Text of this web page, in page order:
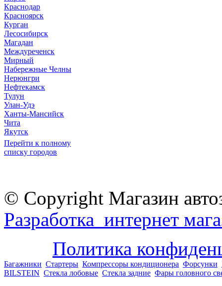
Краснодар
Красноярск
Курган
Лесосибирск
Магадан
Междуреченск
Мирный
Набережные Челны
Нерюнгри
Нефтекамск
Тулун
Улан-Удэ
Ханты-Мансийск
Чита
Якутск
Перейти к полному
списку городов
© Copyright Магазин
Разработка интернет
Политика
Багажники Стартеры Компрессоры кондиционера Форсунки
BILSTEIN Стекла лобовые Стекла задние Фары головного